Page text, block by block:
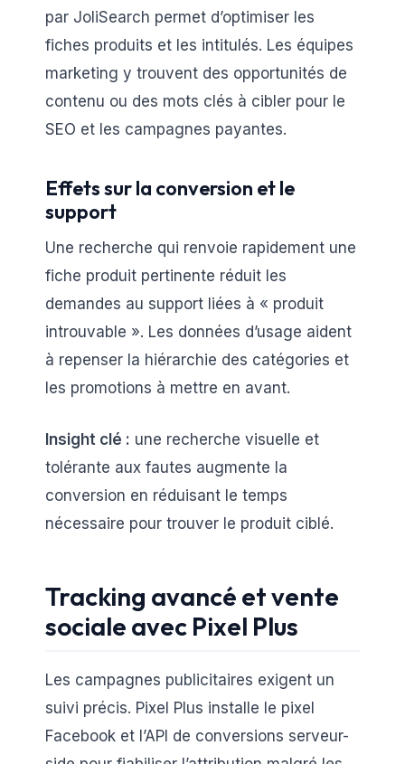
par JoliSearch permet d’optimiser les
fiches produits et les intitulés. Les équipes
marketing y trouvent des opportunités de
contenu ou des mots clés à cibler pour le
SEO et les campagnes payantes.
Effets sur la conversion et le
support
Une recherche qui renvoie rapidement une
fiche produit pertinente réduit les
demandes au support liées à « produit
introuvable ». Les données d’usage aident
à repenser la hiérarchie des catégories et
les promotions à mettre en avant.
Insight clé : une recherche visuelle et
tolérante aux fautes augmente la
conversion en réduisant le temps
nécessaire pour trouver le produit ciblé.
Tracking avancé et vente
sociale avec Pixel Plus
Les campagnes publicitaires exigent un
suivi précis. Pixel Plus installe le pixel
Facebook et l’API de conversions serveur-